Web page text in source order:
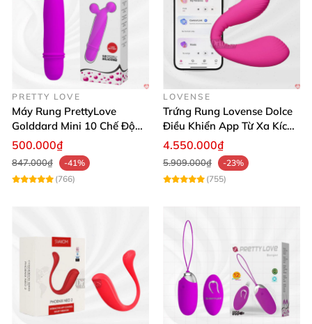
PRETTY LOVE
Máy Rung PrettyLove
Golddard Mini 10 Chế Độ
Kích Thích Cực Sướng
500.000₫
847.000₫
-41%
(766)
LOVENSE
Trứng Rung Lovense Dolce
Điều Khiển App Từ Xa Kích
Thích
4.550.000₫
5.909.000₫
-23%
(755)